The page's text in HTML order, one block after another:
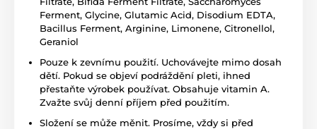
Ferment, Glycine, Glutamic Acid, Disodium EDTA,
Bacillus Ferment, Arginine, Limonene, Citronellol,
Geraniol
Pouze k zevnímu použití. Uchovávejte mimo dosah
dětí. Pokud se objeví podráždění pleti, ihned
přestaňte výrobek používat. Obsahuje vitamin A.
Zvažte svůj denní příjem před použitím.
Složení se může měnit. Prosíme, vždy si před